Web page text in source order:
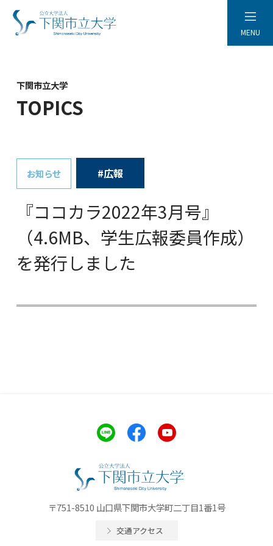
MENU
下関市立大学
TOPICS
お知らせ #広報
『ココカラ2022年3月号』
（4.6MB、学生広報委員作成）
を発行しました
〒751-8510 山口県下関市大学町二丁目1番1号
交通アクセス